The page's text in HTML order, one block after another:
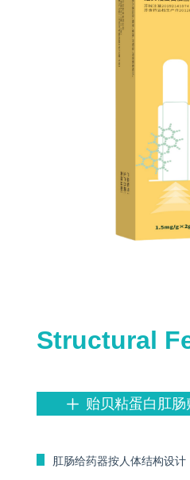
Structural
ꄸ 贻贝粘蛋白肛
ꄶ肛肠给药器按人体结构设计